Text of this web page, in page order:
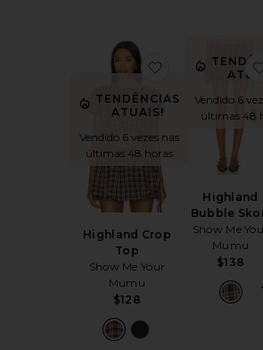
TENDÊNCIAS
ATUAIS!
Vendido 6 vezes nas
últimas 48 horas
Highland Crop
Top
Show Me Your
Mumu
$128
Vendido 6
últimas 48
Highland
Bubble
Show Me
Mumu
$138